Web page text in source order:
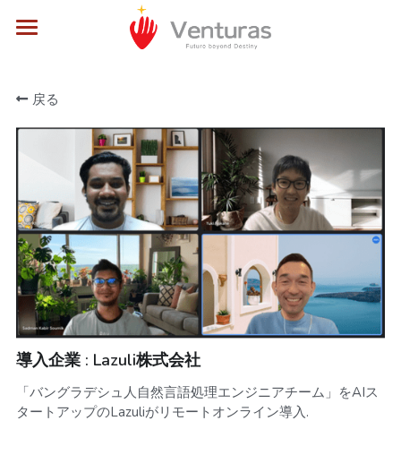
ニュース
会社案内
サービス
事例
採用情報
お問合せ
戻る
導入企業 : Lazuli株式会社
「バングラデシュ人自然言語処理エンジニアチーム」をAIス
タートアップのLazuliがリモートオンライン導入.
ブログカテゴリー
すべてのカテゴリ